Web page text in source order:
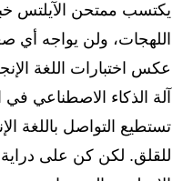
يكتسب ممتحن الآيلتس
اللهجات، ولن يواجه أي
عكس اختبارات اللغة
آلة الذكاء الاصطناعي
تستطيع التواصل باللغة
للقلق. لكن كن على